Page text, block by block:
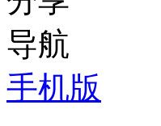
导航
手机版